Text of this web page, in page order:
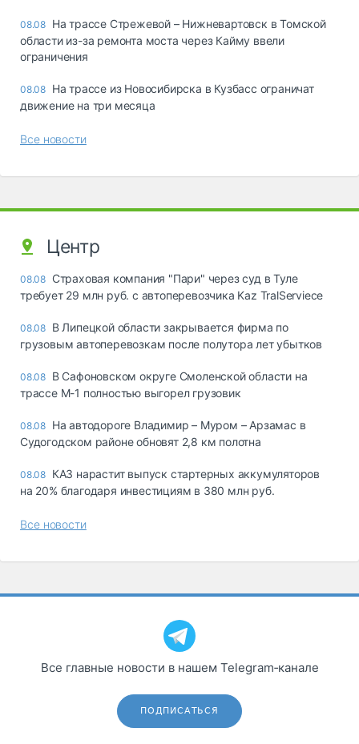
08.08 На трассе Стрежевой – Нижневартовск в Томской
области из-за ремонта моста через Кайму ввели
ограничения
08.08 На трассе из Новосибирска в Кузбасс ограничат
движение на три месяца
Все новости
Центр
08.08 Страховая компания "Пари" через суд в Туле
требует 29 млн руб. с автоперевозчика Kaz TralServiece
08.08 В Липецкой области закрывается фирма по
грузовым автоперевозкам после полутора лет убытков
08.08 В Сафоновском округе Смоленской области на
трассе М-1 полностью выгорел грузовик
08.08 На автодороге Владимир – Муром – Арзамас в
Судогодском районе обновят 2,8 км полотна
08.08 КАЗ нарастит выпуск стартерных аккумуляторов
на 20% благодаря инвестициям в 380 млн руб.
Все новости
Все главные новости в нашем Telegram‑канале
ПОДПИСАТЬСЯ